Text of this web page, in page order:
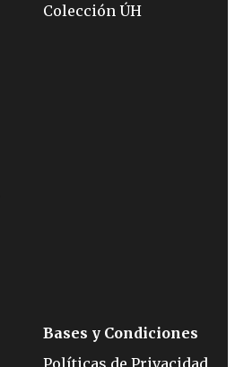
Colección ÚH
Bases y Condiciones
Políticas de Privacidad